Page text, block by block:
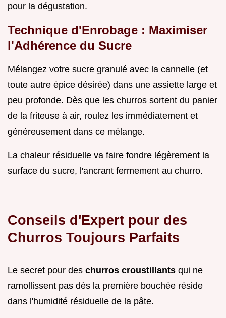
pour la dégustation.
Technique d'Enrobage : Maximiser
l'Adhérence du Sucre
Mélangez votre sucre granulé avec la cannelle (et
toute autre épice désirée) dans une assiette large et
peu profonde. Dès que les churros sortent du panier
de la friteuse à air, roulez les immédiatement et
généreusement dans ce mélange.
La chaleur résiduelle va faire fondre légèrement la
surface du sucre, l'ancrant fermement au churro.
Conseils d'Expert pour des
Churros Toujours Parfaits
Le secret pour des churros croustillants qui ne
ramollissent pas dès la première bouchée réside
dans l'humidité résiduelle de la pâte.